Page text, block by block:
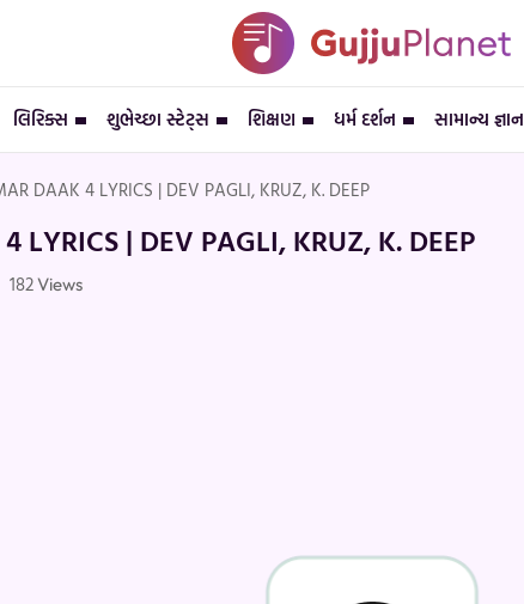
લિરિક્સ શુભેચ્છા સ્ટેટ્સ શિક્ષણ ધર્મ દર્શન સામાન્ય જ્ઞાન
DAAK 4 LYRICS | DEV PAGLI, KRUZ, K. DEEP
LYRICS | DEV PAGLI, KRUZ, K. DEEP
182Views